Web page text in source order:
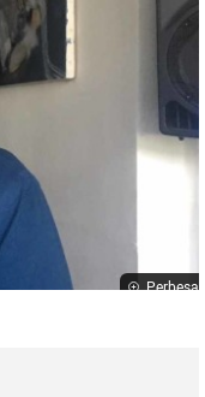
Perbesar